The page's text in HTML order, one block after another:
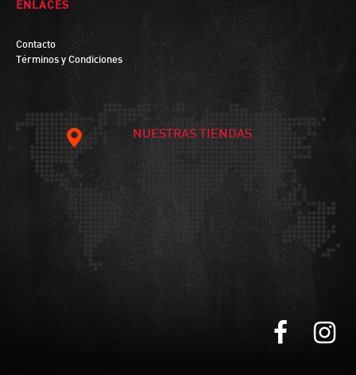
ENLACES
Contacto
Términos y Condiciones
NUESTRAS TIENDAS